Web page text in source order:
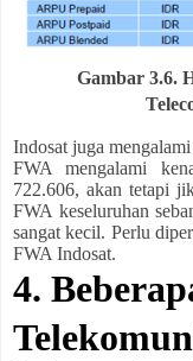
Gambar 3.6.
Indosat juga
FWA mengalami
722.606, akan tetapi
FWA keseluruhan
sangat kecil. Perlu
FWA Indosat.
4.